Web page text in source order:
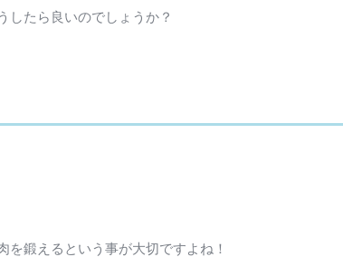
したら良いのでしょうか？
鍛えるという事が大切ですよね！